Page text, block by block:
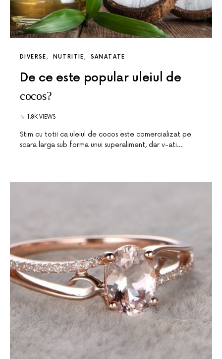
DIVERSE NUTRITIE SANATATE
De ce este popular uleiul de
cocos?
1.8K VIEWS
Stim cu totii ca uleiul de cocos este comercializat pe
scara larga sub forma unui superaliment, dar v-ati…